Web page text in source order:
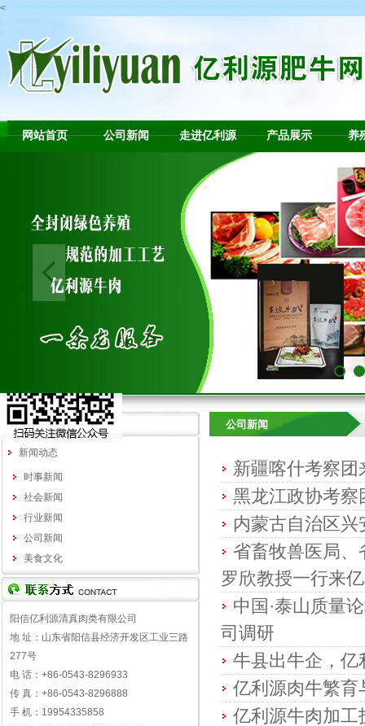
<
网站首页 公司新闻 走进亿利源 产品展示 养
新闻动态
时事新闻
社会新闻
行业新闻
公司新闻
美食文化
阳信亿利源清真肉类有限公司
地 址：山东省阳信县经济开发区工业三路
277号
电 话：+86-0543-8296933
传 真：+86-0543-8296888
手 机：19954335858
公司新闻
新疆喀什考察
黑龙江政协考
内蒙古自治区
省畜牧兽医局
罗欣教授一行来
中国·泰山质量
司调研
牛县出牛企，
亿利源肉牛繁
亿利源牛肉加